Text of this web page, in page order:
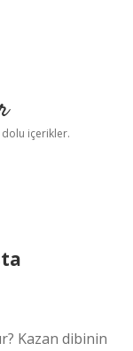
dolu içerikler.
Kazan dibinin